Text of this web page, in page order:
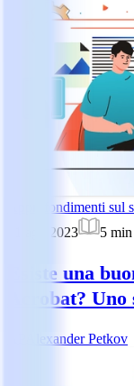
Approfondimenti sul
21 ago 2023
5 min
Esiste una
Acrobat?
Alexander Petkov